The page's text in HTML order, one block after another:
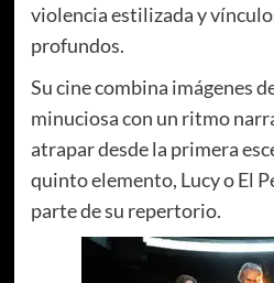
violencia estilizada y
profundos.
Su cine combina imágenes
minuciosa con un ritmo
atrapar desde la primera
quinto elemento, Lucy o El
parte de su repertorio.